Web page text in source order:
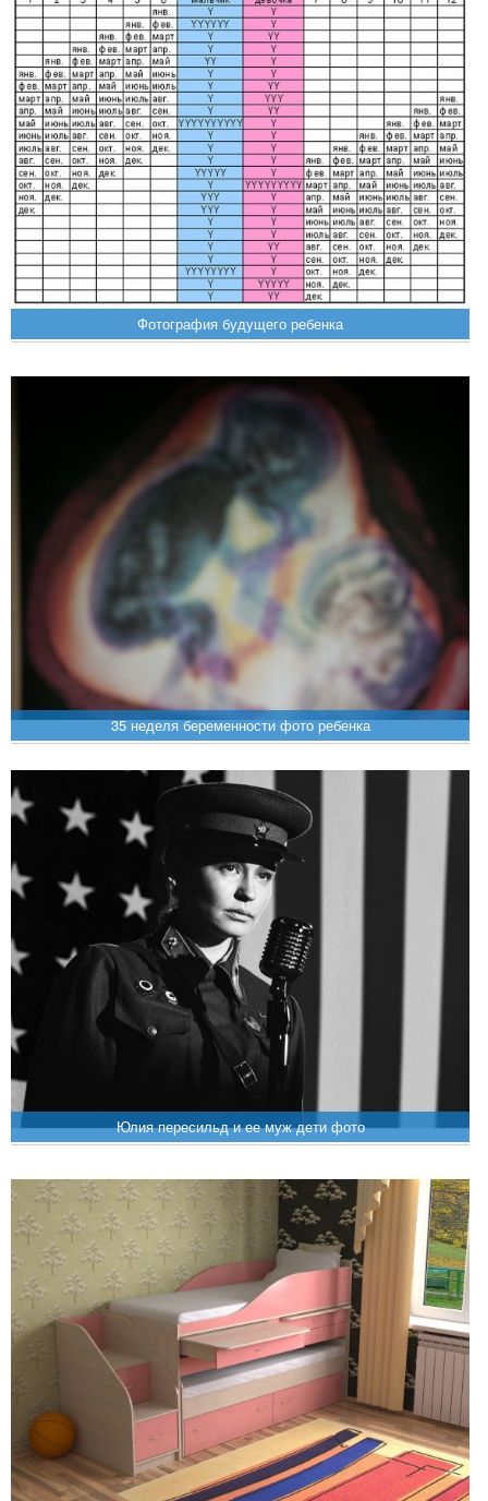
Фотография будущего ребенка
35 неделя беременности фото ребенка
Юлия пересильд и ее муж дети фото